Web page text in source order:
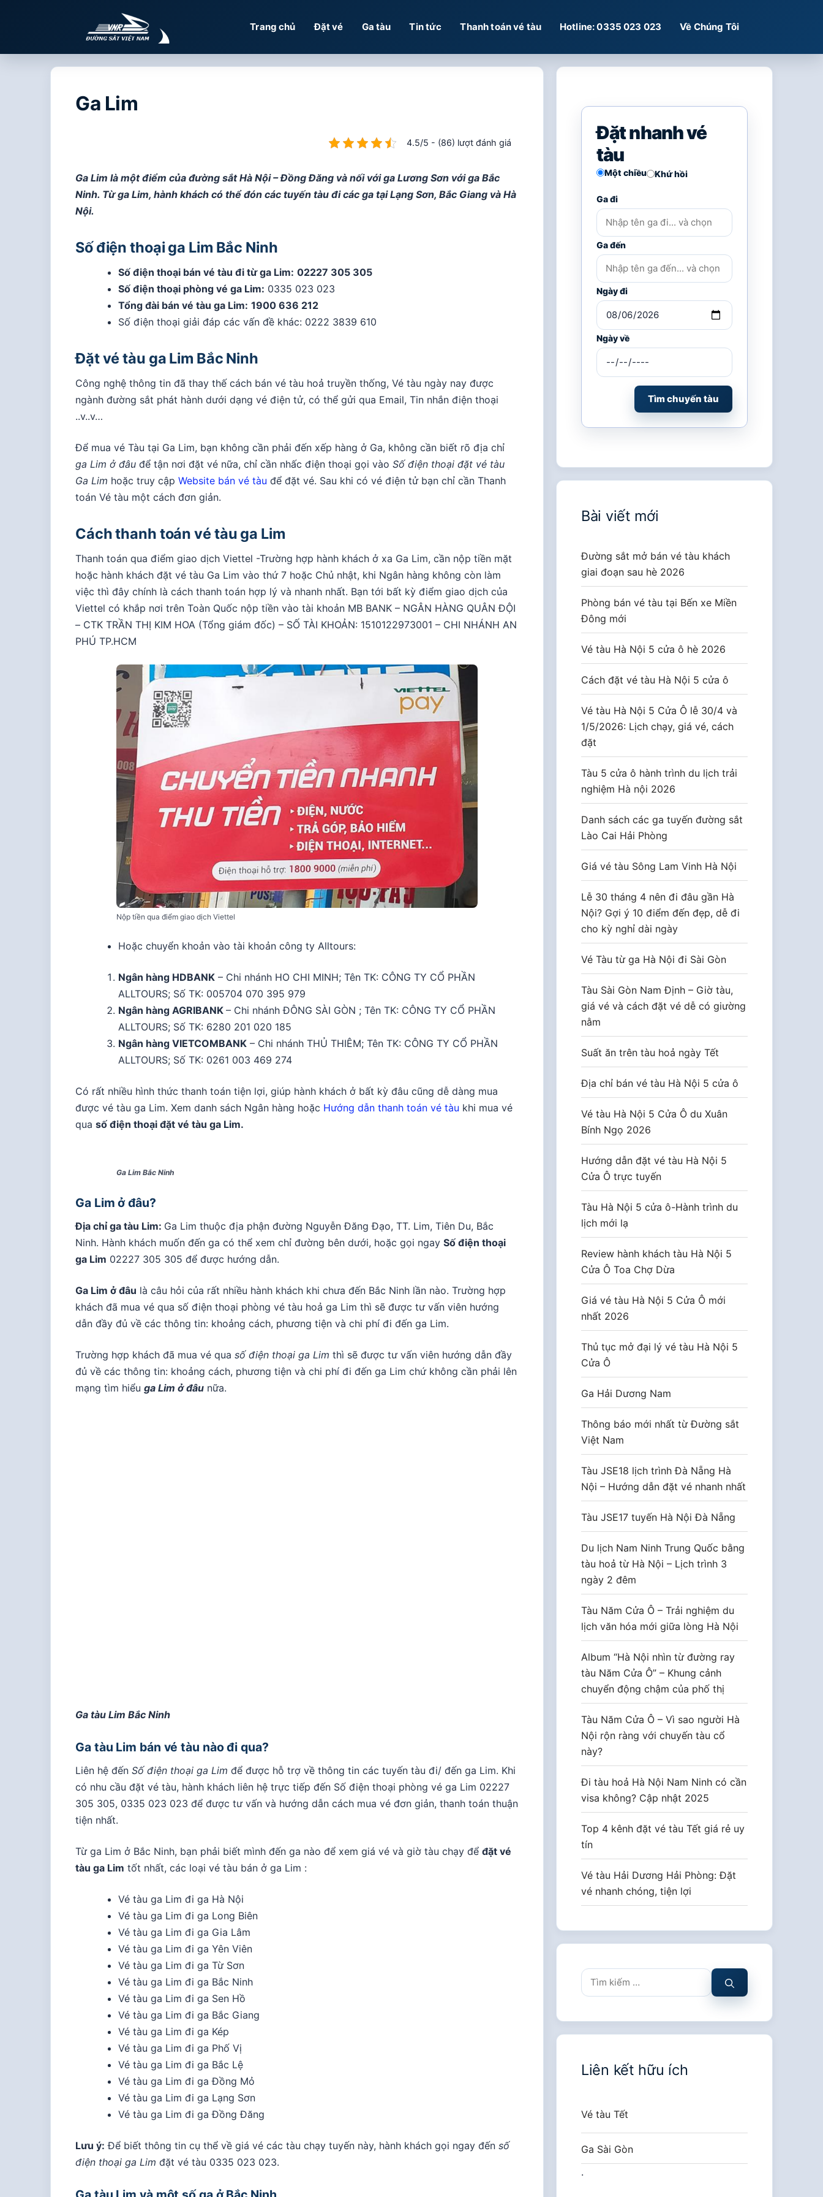
dung
Trang chủ Đặt vé Ga tàu Tin tức Thanh toán vé tàu Hotline: 0335 023 023 Về Chúng Tôi
Ga Lim
4.5/5 - (86) lượt đánh giá
Ga Lim là một điểm của đường sắt Hà Nội – Đồng Đăng và nối với ga Lương Sơn với ga Bắc
Ninh. Từ ga Lim, hành khách có thể đón các tuyến tàu đi các ga tại Lạng Sơn, Bắc Giang và Hà
Nội.
Số điện thoại ga Lim Bắc Ninh
Số điện thoại bán vé tàu đi từ ga Lim: 02227 305 305
Số điện thoại phòng vé ga Lim: 0335 023 023
Tổng đài bán vé tàu ga Lim: 1900 636 212
Số điện thoại giải đáp các vấn đề khác: 0222 3839 610
Đặt vé tàu ga Lim Bắc Ninh
Công nghệ thông tin đã thay thế cách bán vé tàu hoả truyền thống, Vé tàu ngày nay được
ngành đường sắt phát hành dưới dạng vé điện tử, có thể gửi qua Email, Tin nhắn điện thoại
..v..v…
Để mua vé Tàu tại Ga Lim, bạn không cần phải đến xếp hàng ở Ga, không cần biết rõ địa chỉ
ga Lim ở đâu để tận nơi đặt vé nữa, chỉ cần nhấc điện thoại gọi vào Số điện thoại đặt vé tàu
Ga Lim hoặc truy cập Website bán vé tàu để đặt vé. Sau khi có vé điện tử bạn chỉ cần Thanh
toán Vé tàu một cách đơn giản.
Cách thanh toán vé tàu ga Lim
Thanh toán qua điểm giao dịch Viettel -Trường hợp hành khách ở xa Ga Lim, cần nộp tiền mặt
hoặc hành khách đặt vé tàu Ga Lim vào thứ 7 hoặc Chủ nhật, khi Ngân hàng không còn làm
việc thì đây chính là cách thanh toán hợp lý và nhanh nhất. Bạn tới bất kỳ điểm giao dịch của
Viettel có khắp nơi trên Toàn Quốc nộp tiền vào tài khoản MB BANK – NGÂN HÀNG QUÂN ĐỘI
– CTK TRẦN THỊ KIM HOA (Tổng giám đốc) – SỐ TÀI KHOẢN: 1510122973001 – CHI NHÁNH AN
PHÚ TP.HCM
Nộp tiền qua điểm giao dịch Viettel
Hoặc chuyển khoản vào tài khoản công ty Alltours:
Ngân hàng HDBANK– Chi nhánh HO CHI MINH; Tên TK: CÔNG TY CỔ PHẦN
ALLTOURS; Số TK: 005704 070 395 979
Ngân hàng AGRIBANK – Chi nhánh ĐÔNG SÀI GÒN ; Tên TK: CÔNG TY CỔ PHẦN
ALLTOURS; Số TK: 6280 201 020 185
Ngân hàng VIETCOMBANK– Chi nhánh THỦ THIÊM; Tên TK: CÔNG TY CỔ PHẦN
ALLTOURS; Số TK: 0261 003 469 274
Có rất nhiều hình thức thanh toán tiện lợi, giúp hành khách ở bất kỳ đâu cũng dễ dàng mua
được vé tàu ga Lim. Xem danh sách Ngân hàng hoặc Hướng dẫn thanh toán vé tàu khi mua vé
qua số điện thoại đặt vé tàu ga Lim.
Ga Lim Bắc Ninh
Ga Lim ở đâu?
Địa chỉ ga tàu Lim: Ga Lim thuộc địa phận đường Nguyễn Đăng Đạo, TT. Lim, Tiên Du, Bắc
Ninh. Hành khách muốn đến ga có thể xem chỉ đường bên dưới, hoặc gọi ngay Số điện thoại
ga Lim 02227 305 305 để được hướng dẫn.
Ga Lim ở đâu là câu hỏi của rất nhiều hành khách khi chưa đến Bắc Ninh lần nào. Trường hợp
khách đã mua vé qua số điện thoại phòng vé tàu hoả ga Lim thì sẽ được tư vấn viên hướng
dẫn đầy đủ về các thông tin: khoảng cách, phương tiện và chi phí đi đến ga Lim.
Trường hợp khách đã mua vé qua số điện thoại ga Lim thì sẽ được tư vấn viên hướng dẫn đầy
đủ về các thông tin: khoảng cách, phương tiện và chi phí đi đến ga Lim chứ không cần phải lên
mạng tìm hiểu ga Lim ở đâu nữa.
Ga tàu Lim Bắc Ninh
Ga tàu Lim bán vé tàu nào đi qua?
Liên hệ đến Số điện thoại ga Lim để được hỗ trợ về thông tin các tuyến tàu đi/ đến ga Lim. Khi
có nhu cầu đặt vé tàu, hành khách liên hệ trực tiếp đến Số điện thoại phòng vé ga Lim 02227
305 305, 0335 023 023 để được tư vấn và hướng dẫn cách mua vé đơn giản, thanh toán thuận
tiện nhất.
Từ ga Lim ở Bắc Ninh, bạn phải biết mình đến ga nào để xem giá vé và giờ tàu chạy để đặt vé
tàu ga Lim tốt nhất, các loại vé tàu bán ở ga Lim :
Vé tàu ga Lim đi ga Hà Nội
Vé tàu ga Lim đi ga Long Biên
Vé tàu ga Lim đi ga Gia Lâm
Vé tàu ga Lim đi ga Yên Viên
Vé tàu ga Lim đi ga Từ Sơn
Vé tàu ga Lim đi ga Bắc Ninh
Vé tàu ga Lim đi ga Sen Hồ
Vé tàu ga Lim đi ga Bắc Giang
Vé tàu ga Lim đi ga Kép
Vé tàu ga Lim đi ga Phố Vị
Vé tàu ga Lim đi ga Bắc Lệ
Vé tàu ga Lim đi ga Đồng Mỏ
Vé tàu ga Lim đi ga Lạng Sơn
Vé tàu ga Lim đi ga Đồng Đăng
Lưu ý: Để biết thông tin cụ thể về giá vé các tàu chạy tuyến này, hành khách gọi ngay đến số
điện thoại ga Lim đặt vé tàu 0335 023 023.
Đặt nhanh vé
tàu
Một chiều Khứ hồi
Ga đi
Ga đến
Ngày đi
Ngày về
Tìm chuyến tàu
Bài viết mới
Đường sắt mở bán vé tàu khách
giai đoạn sau hè 2026
Phòng bán vé tàu tại Bến xe Miền
Đông mới
Vé tàu Hà Nội 5 cửa ô hè 2026
Cách đặt vé tàu Hà Nội 5 cửa ô
Vé tàu Hà Nội 5 Cửa Ô lễ 30/4 và
1/5/2026: Lịch chạy, giá vé, cách
đặt
Tàu 5 cửa ô hành trình du lịch trải
nghiệm Hà nội 2026
Danh sách các ga tuyến đường sắt
Lào Cai Hải Phòng
Giá vé tàu Sông Lam Vinh Hà Nội
Lễ 30 tháng 4 nên đi đâu gần Hà
Nội? Gợi ý 10 điểm đến đẹp, dễ đi
cho kỳ nghỉ dài ngày
Vé Tàu từ ga Hà Nội đi Sài Gòn
Tàu Sài Gòn Nam Định – Giờ tàu,
giá vé và cách đặt vé dễ có giường
nằm
Suất ăn trên tàu hoả ngày Tết
Địa chỉ bán vé tàu Hà Nội 5 cửa ô
Vé tàu Hà Nội 5 Cửa Ô du Xuân
Bính Ngọ 2026
Hướng dẫn đặt vé tàu Hà Nội 5
Cửa Ô trực tuyến
Tàu Hà Nội 5 cửa ô-Hành trình du
lịch mới lạ
Review hành khách tàu Hà Nội 5
Cửa Ô Toa Chợ Dừa
Giá vé tàu Hà Nội 5 Cửa Ô mới
nhất 2026
Thủ tục mở đại lý vé tàu Hà Nội 5
Cửa Ô
Ga Hải Dương Nam
Thông báo mới nhất từ Đường sắt
Việt Nam
Tàu JSE18 lịch trình Đà Nẵng Hà
Nội – Hướng dẫn đặt vé nhanh nhất
Tàu JSE17 tuyến Hà Nội Đà Nẵng
Du lịch Nam Ninh Trung Quốc bằng
tàu hoả từ Hà Nội – Lịch trình 3
ngày 2 đêm
Tàu Năm Cửa Ô – Trải nghiệm du
lịch văn hóa mới giữa lòng Hà Nội
Album “Hà Nội nhìn từ đường ray
tàu Năm Cửa Ô” – Khung cảnh
chuyển động chậm của phố thị
Tàu Năm Cửa Ô – Vì sao người Hà
Nội rộn ràng với chuyến tàu cổ
này?
Đi tàu hoả Hà Nội Nam Ninh có cần
visa không? Cập nhật 2025
Top 4 kênh đặt vé tàu Tết giá rẻ uy
tín
Vé tàu Hải Dương Hải Phòng: Đặt
vé nhanh chóng, tiện lợi
Tìm
kiếm
Liên kết hữu ích
Vé tàu Tết
Ga Sài Gòn
.